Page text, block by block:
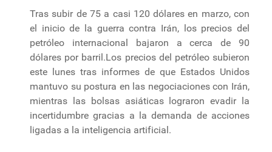
Tras subir de 75 a casi 120 dólares en marzo, con
el inicio de la guerra contra Irán, los precios del
petróleo internacional bajaron a cerca de 90
dólares por barril.Los precios del petróleo subieron
este lunes tras informes de que Estados Unidos
mantuvo su postura en las negociaciones con Irán,
mientras las bolsas asiáticas lograron evadir la
incertidumbre gracias a la demanda de acciones
ligadas a la inteligencia artificial.